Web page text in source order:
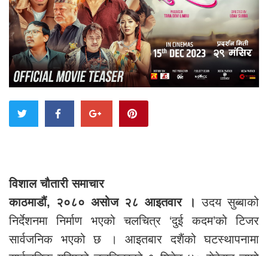
विशाल चौतारी समाचार
काठमाडौं, २०८० असोज २८ आइतवार । उदय सुब्बाको
निर्देशनमा निर्माण भएको चलचित्र ‘दुई कदम’को टिजर
सार्वजनिक भएको छ । आइतबार दशैंको घटस्थापनामा